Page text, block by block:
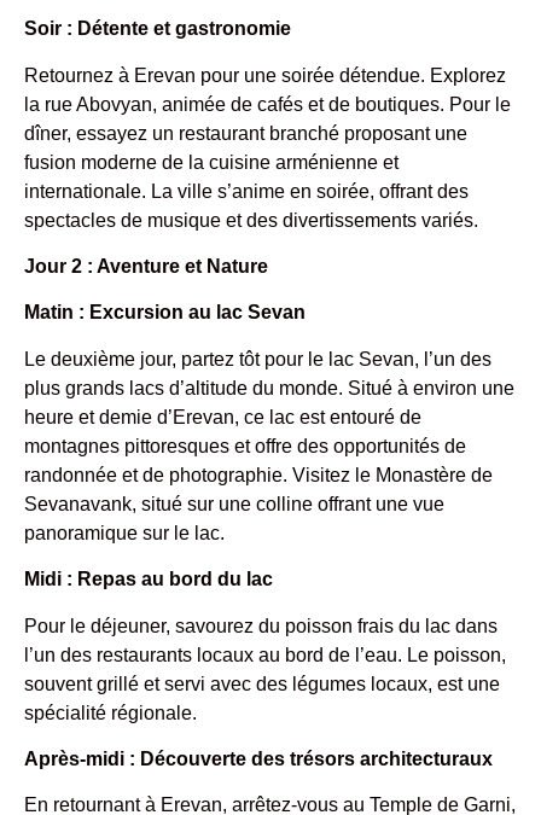
Soir : Détente et gastronomie
Retournez à Erevan pour une soirée détendue. Explorez
la rue Abovyan, animée de cafés et de boutiques. Pour le
dîner, essayez un restaurant branché proposant une
fusion moderne de la cuisine arménienne et
internationale. La ville s’anime en soirée, offrant des
spectacles de musique et des divertissements variés.
Jour 2 : Aventure et Nature
Matin : Excursion au lac Sevan
Le deuxième jour, partez tôt pour le lac Sevan, l’un des
plus grands lacs d’altitude du monde. Situé à environ une
heure et demie d’Erevan, ce lac est entouré de
montagnes pittoresques et offre des opportunités de
randonnée et de photographie. Visitez le Monastère de
Sevanavank, situé sur une colline offrant une vue
panoramique sur le lac.
Midi : Repas au bord du lac
Pour le déjeuner, savourez du poisson frais du lac dans
l’un des restaurants locaux au bord de l’eau. Le poisson,
souvent grillé et servi avec des légumes locaux, est une
spécialité régionale.
Après-midi : Découverte des trésors architecturaux
En retournant à Erevan, arrêtez-vous au Temple de Garni,